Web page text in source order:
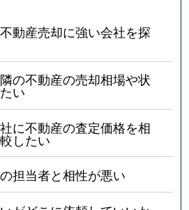
動産売却に強い会社を探
の不動産の売却相場や状
い
に不動産の査定価格を相
したい
担当者と相性が悪い